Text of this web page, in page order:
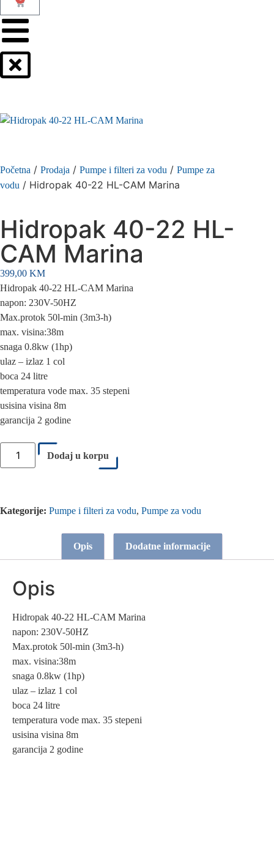
Početna / Prodaja / Pumpe i filteri za vodu / Pumpe za
vodu / Hidropak 40-22 HL-CAM Marina
Hidropak 40-22 HL-
CAM Marina
399,00 KM
Hidropak 40-22 HL-CAM Marina
napon: 230V-50HZ
Max.protok 50l-min (3m3-h)
max. visina:38m
snaga 0.8kw (1hp)
ulaz – izlaz 1 col
boca 24 litre
temperatura vode max. 35 stepeni
usisina visina 8m
garancija 2 godine
Dodaj u korpu
Kategorije: Pumpe i filteri za vodu, Pumpe za vodu
Opis Dodatne informacije
Opis
Hidropak 40-22 HL-CAM Marina
napon: 230V-50HZ
Max.protok 50l-min (3m3-h)
max. visina:38m
snaga 0.8kw (1hp)
ulaz – izlaz 1 col
boca 24 litre
temperatura vode max. 35 stepeni
usisina visina 8m
garancija 2 godine